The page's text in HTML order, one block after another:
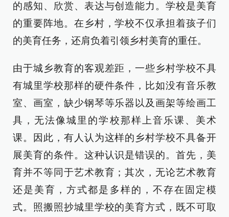
的感知、欣赏、表达与创造能力。学校是美育
的重要阵地。在乡村，学校不仅承担着孩子们
的美育任务，还肩负着引领乡村美育的重任。
由于城乡教育的客观差距，一些乡村学校不具
有城里学校那样的硬件条件，比如没有音乐教
室、画室，缺少钢琴等乐器以及画架等绘画工
具，无法像城里的学校那样上音乐课、美术
课。因此，有人认为这样的乡村学校不具备开
展美育的条件。这种认识是错误的。首先，美
育并不等同于艺术教育；其次，无论艺术教育
还是美育，方式都是多样的，不存在固定模
式。照搬照抄城里学校的美育方式，既不可取